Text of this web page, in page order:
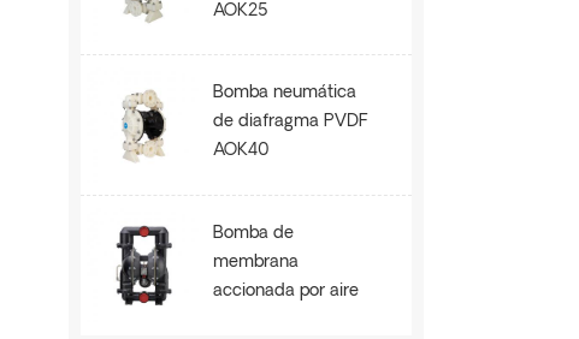
AOK25
Bomba neumática
de diafragma PVDF
AOK40
Bomba de
membrana
accionada por aire